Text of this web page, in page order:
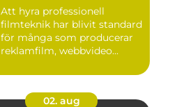
Att hyra professionell
filmteknik har blivit standard
för många som producerar
reklamfilm, webbvideo...
02. aug